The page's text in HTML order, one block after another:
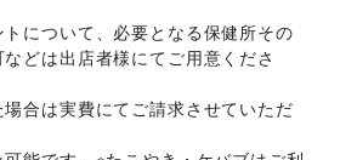
トについて、必要となる保健所その
どは出店者様にてご用意くださ
場合は実費にてご請求させていただ